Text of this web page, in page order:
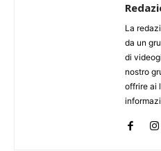
La
da un
di
nostro
offrire ai